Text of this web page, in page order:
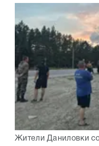
Жители Даниловки